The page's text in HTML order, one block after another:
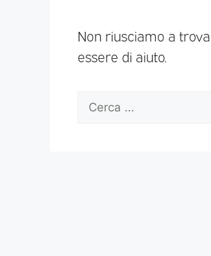
Non riusciamo a
essere di aiuto.